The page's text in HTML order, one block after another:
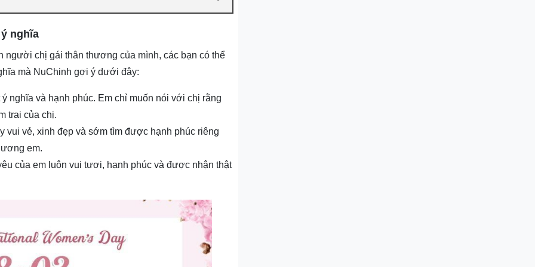
nghĩa
người chị gái thân thương của mình, các bạn có thể
mà NuChinh gợi ý dưới đây:
nghĩa và hạnh phúc. Em chỉ muốn nói với chị rằng
trai của chị.
vui vẻ, xinh đẹp và sớm tìm được hạnh phúc riêng
em.
của em luôn vui tươi, hạnh phúc và được nhận thật